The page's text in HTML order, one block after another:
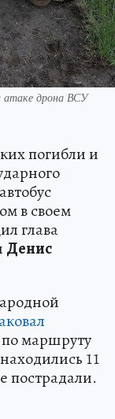
атаке дрона ВСУ
погибли и
в своем
глава
Денис
по маршруту
11
пострадали.